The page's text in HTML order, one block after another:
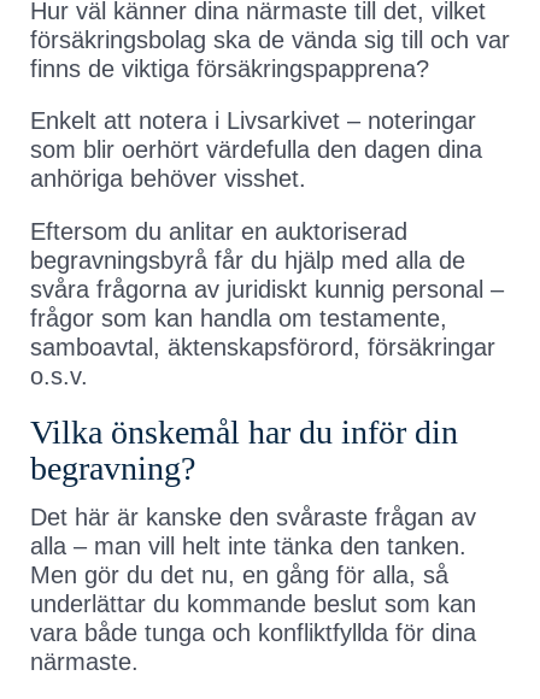
Hur väl känner dina närmaste till det, vilket
försäkringsbolag ska de vända sig till och var
finns de viktiga försäkringspapprena?
Enkelt att notera i Livsarkivet – noteringar
som blir oerhört värdefulla den dagen dina
anhöriga behöver visshet.
Eftersom du anlitar en auktoriserad
begravningsbyrå får du hjälp med alla de
svåra frågorna av juridiskt kunnig personal –
frågor som kan handla om testamente,
samboavtal, äktenskapsförord, försäkringar
o.s.v.
Vilka önskemål har du inför din
begravning?
Det här är kanske den svåraste frågan av
alla – man vill helt inte tänka den tanken.
Men gör du det nu, en gång för alla, så
underlättar du kommande beslut som kan
vara både tunga och konfliktfyllda för dina
närmaste.